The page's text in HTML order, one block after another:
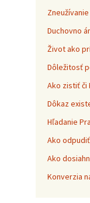
Duchovno
Život ako
Dôležitosť
Ako zistiť či
Dôkaz
Hľadanie
Ako
Ako
Konverzia